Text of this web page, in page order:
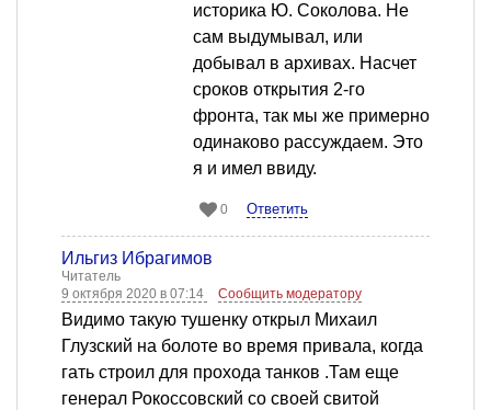
историка Ю. Соколова. Не
сам выдумывал, или
добывал в архивах. Насчет
сроков открытия 2-го
фронта, так мы же примерно
одинаково рассуждаем. Это
я и имел ввиду.
0 Ответить
Ильгиз Ибрагимов
Читатель
9 октября 2020 в 07:14
Сообщить модератору
Видимо такую тушенку открыл Михаил
Глузский на болоте во время привала, когда
гать строил для прохода танков .Там еще
генерал Рокоссовский со своей свитой